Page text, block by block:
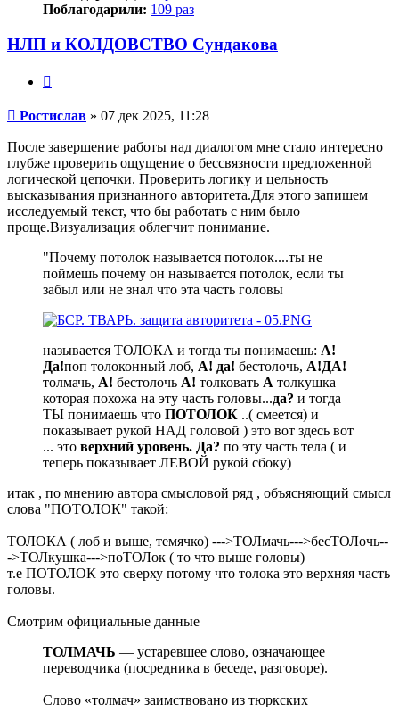
Поблагодарили: 109 раз
НЛП и КОЛДОВСТВО Сундакова
Сообщение
Ростислав » 07 дек 2025, 11:28
После завершение работы над диалогом мне стало интересно
глубже проверить ощущение о бессвязности предложенной
логической цепочки. Проверить логику и цельность
высказывания признанного авторитета.Для этого запишем
исследуемый текст, что бы работать с ним было
проще.Визуализация облегчит понимание.
"Почему потолок называется потолок....ты не
поймешь почему он называется потолок, если ты
забыл или не знал что эта часть головы
называется ТОЛОКА и тогда ты понимаешь: А!
Да!поп толоконный лоб, А! да! бестолочь, А!ДА!
толмачь, А! бестолочь А! толковать А толкушка
которая похожа на эту часть головы...да? и тогда
ТЫ понимаешь что ПОТОЛОК ..( смеется) и
показывает рукой НАД головой ) это вот здесь вот
... это верхний уровень. Да? по эту часть тела ( и
теперь показывает ЛЕВОЙ рукой сбоку)
итак , по мнению автора смысловой ряд , объясняющий смысл
слова "ПОТОЛОК" такой:
ТОЛОКА ( лоб и выше, темячко) --->ТОЛмачь--->бесТОЛочь--
->ТОЛкушка--->поТОЛок ( то что выше головы)
т.е ПОТОЛОК это сверху потому что толока это верхняя часть
головы.
Смотрим официальные данные
ТОЛМАЧЬ — устаревшее слово, означающее
переводчика (посредника в беседе, разговоре).
Слово «толмач» заимствовано из тюркских